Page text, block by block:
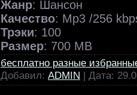
Жанр: Шансон
Качество: Mp3 /256
Трэки: 100
Размер: 700 MB
бесплатно разные
Добавил: ADMIN | Дата: